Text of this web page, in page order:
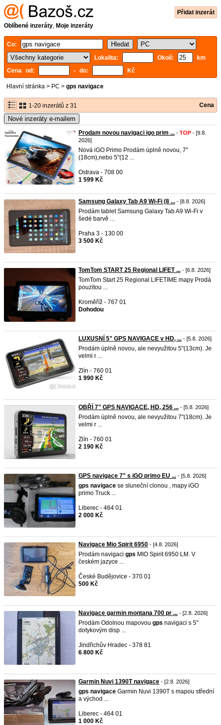
Přidat inzerát
Oblíbené inzeráty, Moje inzeráty
Co:
Lokalita:
Okolí:
km
Cena od:
- do: Kč
Hlavní stránka > PC > gps navigace
1-20 inzerátů z 31 Cena
Nové inzeráty e-mailem
Prodam novou navigaci igo prim ... - TOP - [9.8.
2026]
Nová iGO Primo Prodám úplně novou, 7"
(18cm),nebo 5"(12 ...
Ostrava - 708 00
1 599 Kč
Samsung Galaxy Tab A9 Wi-Fi (8 ... - [8.8. 2026]
Prodám tablet Samsung Galaxy Tab A9 Wi-Fi v
šedé barvě ...
Praha 3 - 130 00
3 500 Kč
TomTom START 25 Regional LIFET ... - [6.8. 2026]
TomTom Start 25 Regional LIFETIME mapy Prodá
pouzitou ...
Kroměříž - 767 01
Dohodou
LUXUSNÍ 5" GPS NAVIGACE v HD, ... - [5.8. 2026]
Prodám úplně novou, ale nevyužitou 5"(13cm). Je
velmi r ...
Zlín - 760 01
1 990 Kč
OBŘÍ 7" GPS NAVIGACE, HD, 256 ... - [5.8. 2026]
Prodám úplně novou, ale nevyužitou 7"(18cm). Je
velmi r ...
Zlín - 760 01
2 190 Kč
GPS navigace 7" s iGO primo EU ... - [5.8. 2026]
gps navigace se sluneční clonou , mapy iGO
primo Truck ...
Liberec - 464 01
2 000 Kč
Navigace Mio Spirit 6950 - [4.8. 2026]
Prodám navigaci gps MIO Spirit 6950 LM. V
českém jazyce ...
České Budějovice - 370 01
500 Kč
Navigace garmin montana 700 pr ... - [2.8. 2026]
Prodám Odolnou mapovou gps navigaci s 5"
dotykovým disp ...
Jindřichův Hradec - 378 81
6 800 Kč
Garmin Nuvi 1390T navigace - [2.8. 2026]
gps navigace Garmin Nuvi 1390T s mapou střední
a východ ...
Liberec - 464 01
1 000 Kč